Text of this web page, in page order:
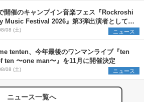
開催のキャンプイン音楽フェス『Rockroshi
Music Festival 2026』第3弾出演者として
DO、かりゆし58、Reiを発表
08 (土) ニュース
tenten、今年最後のワンマンライブ『ten
ten 〜one man〜』を11月に開催決定
08 (土) ニュース
ニュース一覧へ